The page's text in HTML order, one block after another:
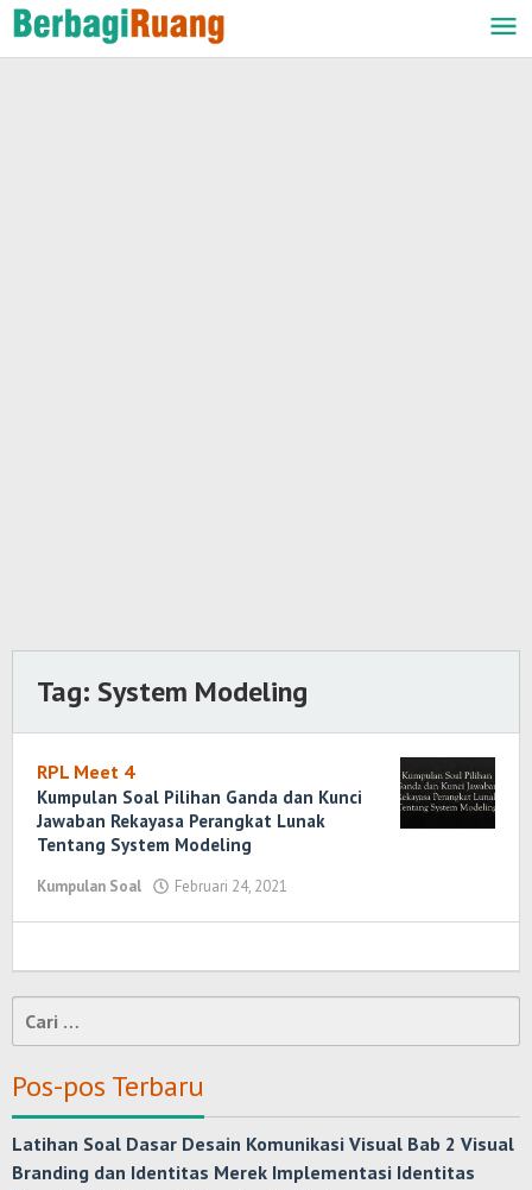
Lewati
ke
Tag: System Modeling
RPL Meet 4
Kumpulan Soal Pilihan Ganda dan Kunci
Jawaban Rekayasa Perangkat Lunak
Tentang System Modeling
Kumpulan Soal Februari 24, 2021
Cari
untuk:
Pos-pos Terbaru
Latihan Soal Dasar Desain Komunikasi Visual Bab 2 Visual
Branding dan Identitas Merek Implementasi Identitas